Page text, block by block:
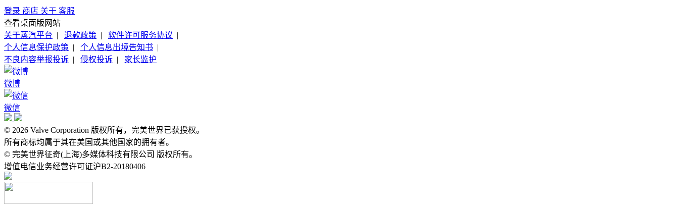
登录 商店 关于 客服
查看桌面版网站
关于蒸汽平台 | 退款政策 | 软件许可服务协议 |
个人信息保护政策 | 个人信息出境告知书 |
不良内容举报投诉 | 侵权投诉 | 家长监护
微博
微信
© 2026 Valve Corporation 版权所有，完美世界已获授权。
所有商标均属于其在美国或其他国家的拥有者。
© 完美世界征奇(上海)多媒体科技有限公司 版权所有。
增值电信业务经营许可证沪B2-20180406